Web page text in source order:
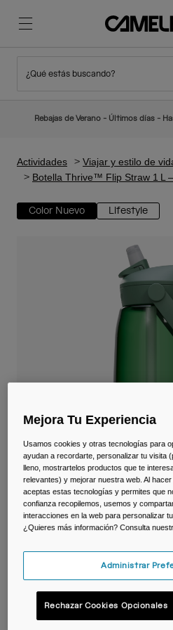
Novedades
Mochilas Hidratación
Tazas y Vasos
Bolsas Hidratación
Accessorios
Ver todo
Senderismo
Viajar y estilo de vida
Adiós a los desechables
¿Qué estás buscando?
Rebajas de Verano - Últimos días -
Actividades Viajar y estilo de
Botella Thrive™ Flip Straw 1 L
Color Nuevo Lifestyle
Renew
N.º de artículo38668-030-OS
Mejora Tu Experiencia
Usamos cookies y otras tecnologías para
ayudan a recordarte, personalizar tu visita
lleno, mostrartelos productos que te
relevantes) y mejorar nuestra web. Al
aceptas estas tecnologías y permites que
confianza recopilemos, usemos y
interacciones en la web para personalizar
¿Quieres más información? Consulta
Administrar
Rechazar Cookies Opcionales